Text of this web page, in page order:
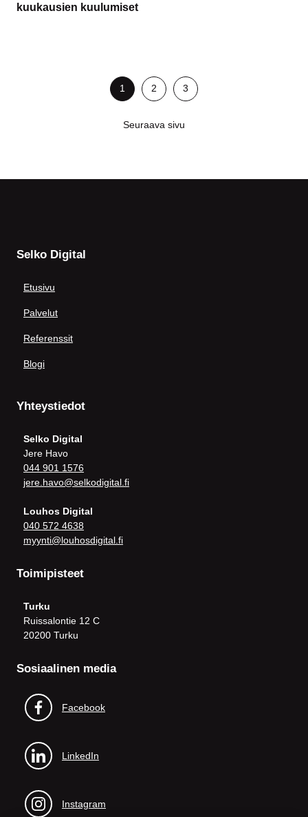
kuukausien kuulumiset
1 2 3
Seuraava sivu
Selko Digital
Etusivu
Palvelut
Referenssit
Blogi
Yhteystiedot
Selko Digital
Jere Havo
044 901 1576
jere.havo@selkodigital.fi
Louhos Digital
040 572 4638
myynti@louhosdigital.fi
Toimipisteet
Turku
Ruissalontie 12 C
20200 Turku
Sosiaalinen media
Facebook
LinkedIn
Instagram